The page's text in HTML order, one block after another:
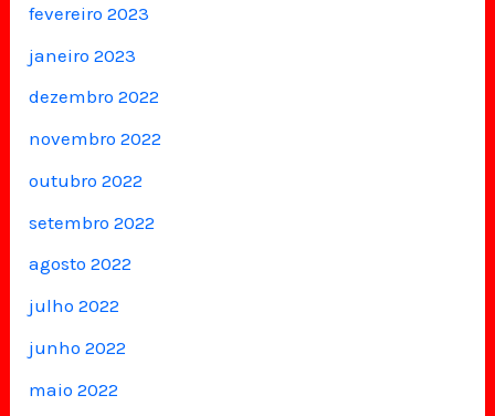
fevereiro 2023
janeiro 2023
dezembro 2022
novembro 2022
outubro 2022
setembro 2022
agosto 2022
julho 2022
junho 2022
maio 2022